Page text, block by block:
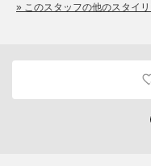
» このスタッフの他のスタイ